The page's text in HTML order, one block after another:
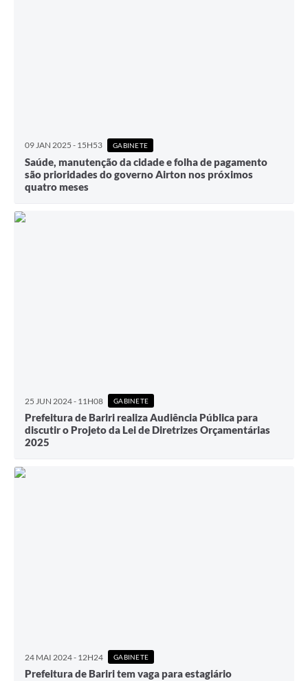
09 JAN 2025 - 15H53 GABINETE
Saúde, manutenção da cidade e folha de pagamento
são prioridades do governo Airton nos próximos
quatro meses
25 JUN 2024 - 11H08 GABINETE
Prefeitura de Bariri realiza Audiência Pública para
discutir o Projeto da Lei de Diretrizes Orçamentárias
2025
24 MAI 2024 - 12H24 GABINETE
Prefeitura de Bariri tem vaga para estagiário